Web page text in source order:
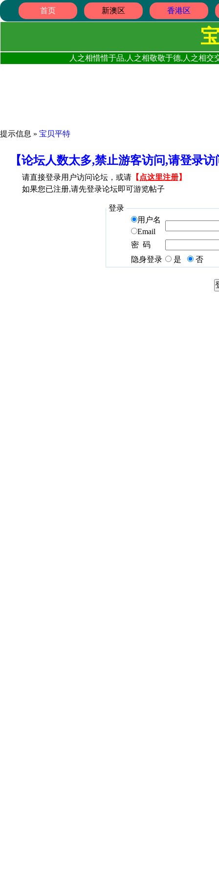
首页 新澳区 香港区
人之相惜惜于品,人之相敬敬于德,人之相
提示信息 » 宝贝平特
【论坛人数太多,禁止游客访问,请登录
请直接登录用户访问论坛，或请 【 点这里注册】
如果您已注册,请先登录论坛即可游览帖子
登录
用户名
Email
密 码
隐身登录
是 否